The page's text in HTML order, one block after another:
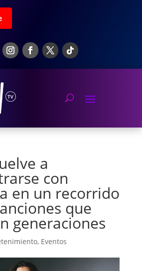
a
con
en un recorrido
que
generaciones
, Eventos